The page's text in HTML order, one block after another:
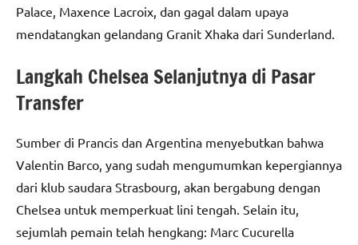
Palace, Maxence Lacroix, dan gagal dalam upaya
mendatangkan gelandang Granit Xhaka dari Sunderland.
Langkah Chelsea Selanjutnya di Pasar
Transfer
Sumber di Prancis dan Argentina menyebutkan bahwa
Valentin Barco, yang sudah mengumumkan kepergiannya
dari klub saudara Strasbourg, akan bergabung dengan
Chelsea untuk memperkuat lini tengah. Selain itu,
sejumlah pemain telah hengkang: Marc Cucurella